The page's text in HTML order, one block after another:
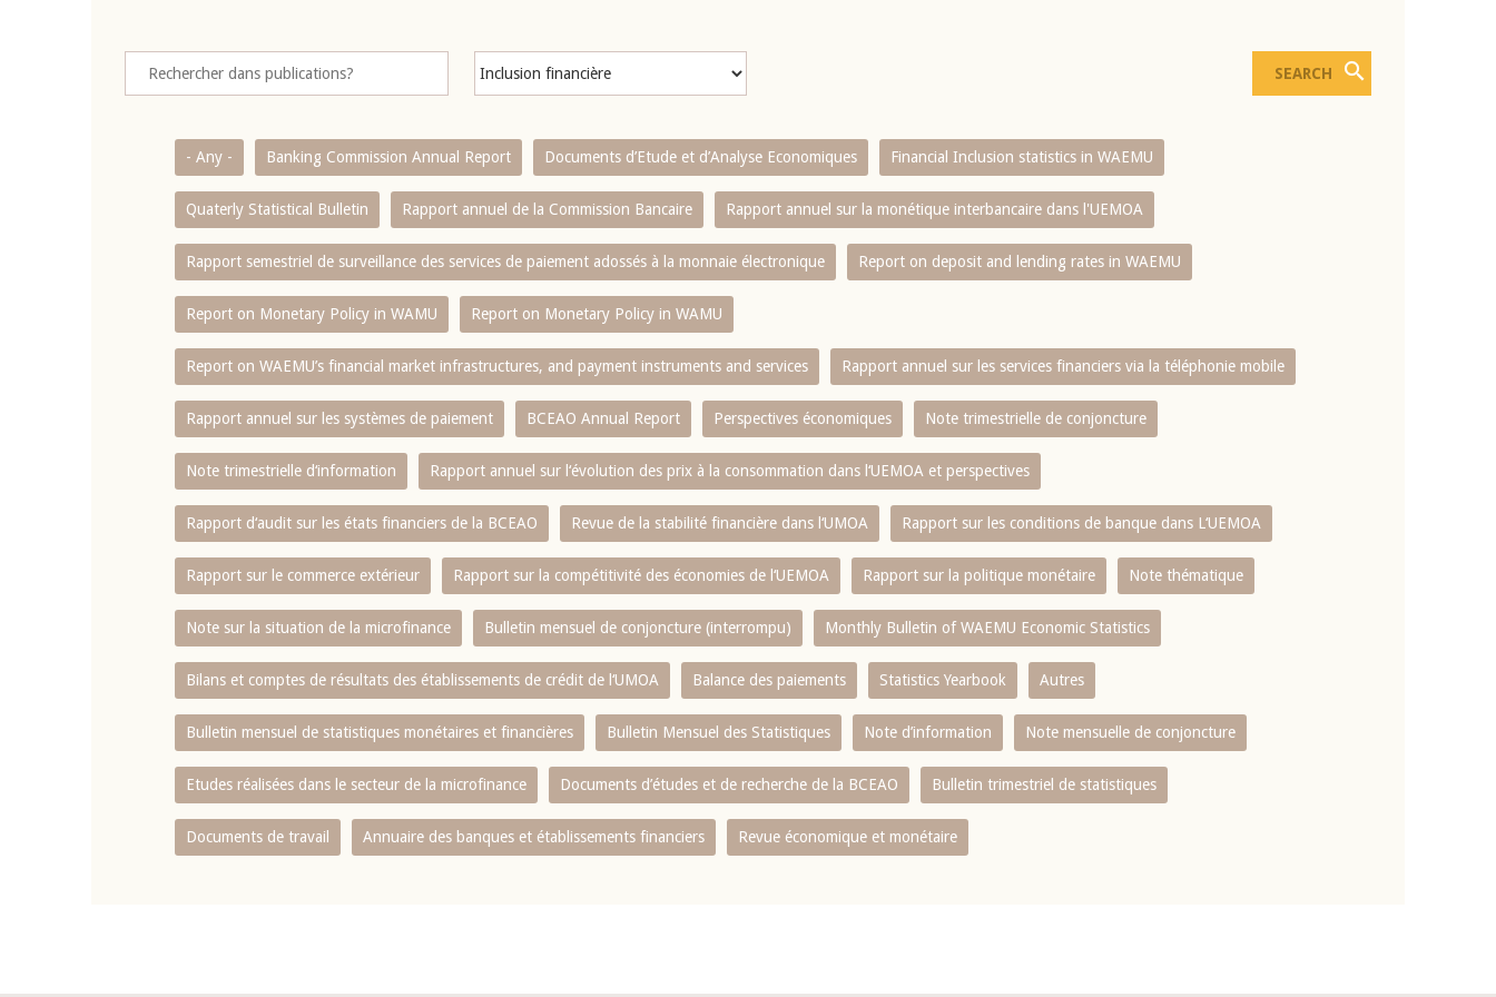
- Any - Banking Commission Annual Report Documents d’Etude et d’Analyse Economiques Financial Inclusion statistics in WAEMU
Quaterly Statistical Bulletin Rapport annuel de la Commission Bancaire Rapport annuel sur la monétique interbancaire dans l'UEMOA
Rapport semestriel de surveillance des services de paiement adossés à la monnaie électronique Report on deposit and lending rates in WAEMU
Report on Monetary Policy in WAMU Report on Monetary Policy in WAMU
Report on WAEMU’s financial market infrastructures, and payment instruments and services Rapport annuel sur les services financiers via la téléphonie mobile
Rapport annuel sur les systèmes de paiement BCEAO Annual Report Perspectives économiques Note trimestrielle de conjoncture
Note trimestrielle d‘information Rapport annuel sur l‘évolution des prix à la consommation dans l‘UEMOA et perspectives
Rapport d‘audit sur les états financiers de la BCEAO Revue de la stabilité financière dans l‘UMOA Rapport sur les conditions de banque dans L‘UEMOA
Rapport sur le commerce extérieur Rapport sur la compétitivité des économies de l‘UEMOA Rapport sur la politique monétaire Note thématique
Note sur la situation de la microfinance Bulletin mensuel de conjoncture (interrompu) Monthly Bulletin of WAEMU Economic Statistics
Bilans et comptes de résultats des établissements de crédit de l‘UMOA Balance des paiements Statistics Yearbook Autres
Bulletin mensuel de statistiques monétaires et financières Bulletin Mensuel des Statistiques Note d’information Note mensuelle de conjoncture
Etudes réalisées dans le secteur de la microfinance Documents d’études et de recherche de la BCEAO Bulletin trimestriel de statistiques
Documents de travail Annuaire des banques et établissements financiers Revue économique et monétaire